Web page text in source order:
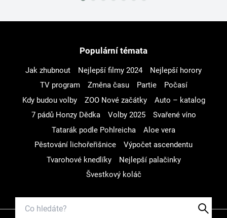
Populární témata
Jak zhubnout Nejlepší filmy 2024
Nejlepší horory
TV program
Změna času Partie
Počasí
Kdy budou volby
ZOO Nové začátky
Auto – katalog
7 pádů Honzy Dědka
Volby 2025
Svařené víno
Tatarák podle Pohlreicha
Aloe vera
Pěstování lichořeřišnice
Výpočet ascendentu
Tvarohové knedlíky
Nejlepší palačinky
Švestkový koláč